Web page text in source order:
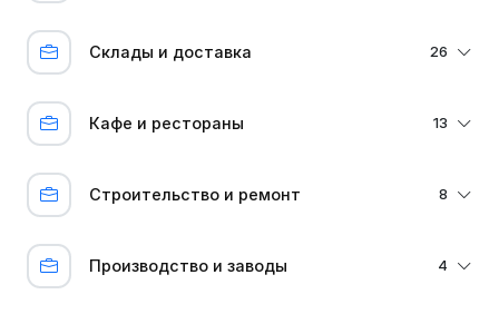
Склады и доставка 26
Кафе и рестораны 13
Строительство и ремонт 8
Производство и заводы 4